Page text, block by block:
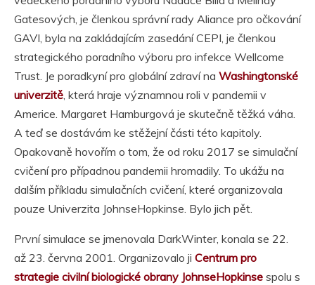
Gatesových, je členkou správní rady Aliance pro očkování
GAVI, byla na zakládajícím zasedání CEPI, je členkou
strategického poradního výboru pro infekce Wellcome
Trust. Je poradkyní pro globální zdraví na Washingtonské
univerzitě, která hraje významnou roli v pandemii v
Americe. Margaret Hamburgová je skutečně těžká váha.
A teď se dostávám ke stěžejní části této kapitoly.
Opakovaně hovořím o tom, že od roku 2017 se simulační
cvičení pro případnou pandemii hromadily. To ukážu na
dalším příkladu simulačních cvičení, které organizovala
pouze Univerzita JohnseHopkinse. Bylo jich pět.
První simulace se jmenovala DarkWinter, konala se 22.
až 23. června 2001. Organizovalo ji Centrum pro
strategie civilní biologické obrany JohnseHopkinse spolu s